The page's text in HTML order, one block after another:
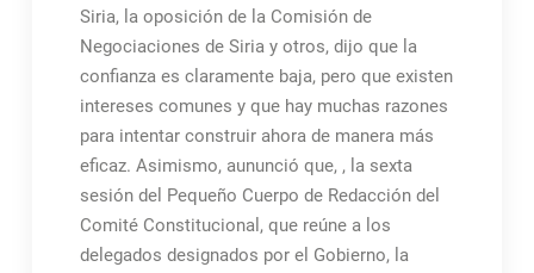
Siria, la oposición de la Comisión de
Negociaciones de Siria y otros, dijo que la
confianza es claramente baja, pero que existen
intereses comunes y que hay muchas razones
para intentar construir ahora de manera más
eficaz. Asimismo, aununció que, , la sexta
sesión del Pequeño Cuerpo de Redacción del
Comité Constitucional, que reúne a los
delegados designados por el Gobierno, la